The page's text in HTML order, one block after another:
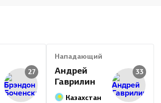
27
Нападающий
Андрей
Гаврилин
Казахстан
33